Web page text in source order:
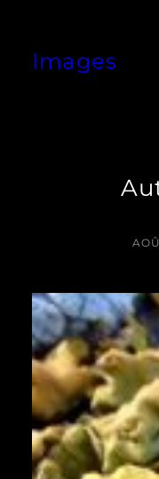
contenu
Images